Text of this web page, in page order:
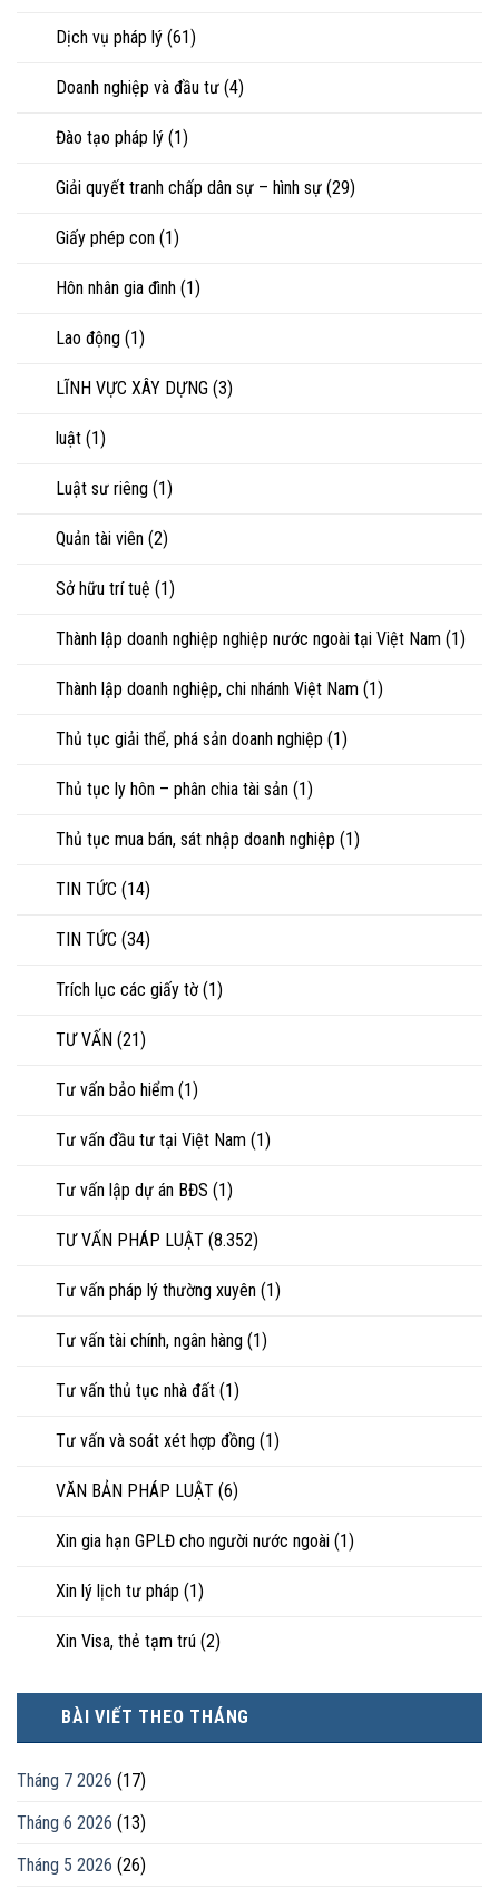
Dịch vụ pháp lý (61)
Doanh nghiệp và đầu tư (4)
Đào tạo pháp lý (1)
Giải quyết tranh chấp dân sự – hình sự (29)
Giấy phép con (1)
Hôn nhân gia đình (1)
Lao động (1)
LĨNH VỰC XÂY DỰNG (3)
luật (1)
Luật sư riêng (1)
Quản tài viên (2)
Sở hữu trí tuệ (1)
Thành lập doanh nghiệp nghiệp nước ngoài tại Việt Nam (1)
Thành lập doanh nghiệp, chi nhánh Việt Nam (1)
Thủ tục giải thể, phá sản doanh nghiệp (1)
Thủ tục ly hôn – phân chia tài sản (1)
Thủ tục mua bán, sát nhập doanh nghiệp (1)
TIN TỨC (14)
TIN TỨC (34)
Trích lục các giấy tờ (1)
TƯ VẤN (21)
Tư vấn bảo hiểm (1)
Tư vấn đầu tư tại Việt Nam (1)
Tư vấn lập dự án BĐS (1)
TƯ VẤN PHÁP LUẬT (8.352)
Tư vấn pháp lý thường xuyên (1)
Tư vấn tài chính, ngân hàng (1)
Tư vấn thủ tục nhà đất (1)
Tư vấn và soát xét hợp đồng (1)
VĂN BẢN PHÁP LUẬT (6)
Xin gia hạn GPLĐ cho người nước ngoài (1)
Xin lý lịch tư pháp (1)
Xin Visa, thẻ tạm trú (2)
BÀI VIẾT THEO THÁNG
Tháng 7 2026 (17)
Tháng 6 2026 (13)
Tháng 5 2026 (26)